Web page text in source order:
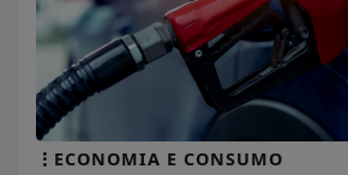
ECONOMIA E CONSUMO